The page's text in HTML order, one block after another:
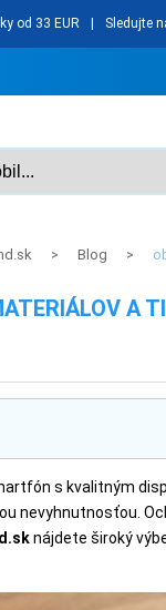
od 33 EUR Sledujte
A
s kvalitným
nevyhnutnosťou.
nájdete široký
> Blog >